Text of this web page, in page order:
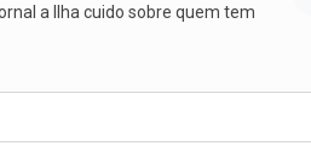
a Ilha cuido sobre quem tem